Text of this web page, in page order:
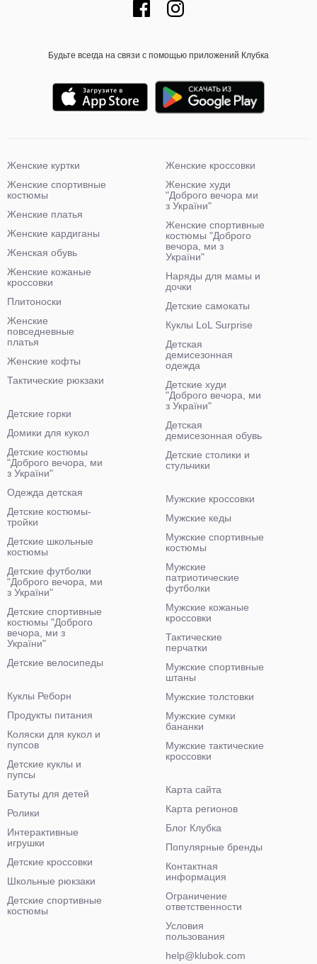
Будьте всегда на связи с помощью приложений Клубка
Женские куртки
Женские спортивные
костюмы
Женские платья
Женские кардиганы
Женская обувь
Женские кожаные
кроссовки
Плитоноски
Женские
повседневные
платья
Женские кофты
Тактические рюкзаки
Женские кроссовки
Женские худи
"Доброго вечора ми
з України"
Женские спортивные
костюмы "Доброго
вечора, ми з
України"
Наряды для мамы и
дочки
Детские самокаты
Куклы LoL Surprise
Детская
демисезонная
одежда
Детские худи
"Доброго вечора, ми
з України"
Детская
демисезонная обувь
Детские столики и
стульчики
Детские горки
Домики для кукол
Детские костюмы
"Доброго вечора, ми
з України"
Одежда детская
Детские костюмы-
тройки
Детские школьные
костюмы
Детские футболки
"Доброго вечора, ми
з України"
Детские спортивные
костюмы "Доброго
вечора, ми з
України"
Детские велосипеды
Мужские кроссовки
Мужские кеды
Мужские спортивные
костюмы
Мужские
патриотические
футболки
Мужские кожаные
кроссовки
Тактические
перчатки
Мужские спортивные
штаны
Мужские толстовки
Мужские сумки
бананки
Мужские тактические
кроссовки
Куклы Реборн
Продукты питания
Коляски для кукол и
пупсов
Детские куклы и
пупсы
Батуты для детей
Ролики
Интерактивные
игрушки
Детские кроссовки
Школьные рюкзаки
Детские спортивные
костюмы
Карта сайта
Карта регионов
Блог Клубка
Популярные бренды
Контактная
информация
Ограничение
ответственности
Условия
пользования
help@klubok.com